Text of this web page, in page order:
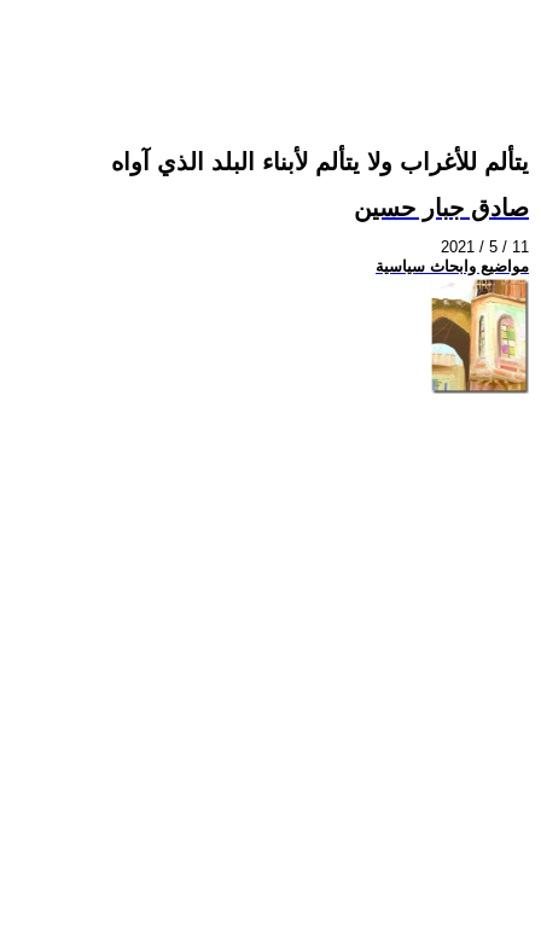
يتألم للأغراب ولا يتألم لأبناء البلد الذي آواه
صادق جبار حسين
2021 / 5 / 11
مواضيع وابحاث سياسية